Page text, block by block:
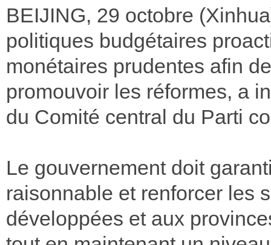
BEIJING, 29 octobre
politiques budgétaires
monétaires prudentes afin
promouvoir les réformes, a
du Comité central du Parti
Le gouvernement doit
raisonnable et renforcer les
développées et aux